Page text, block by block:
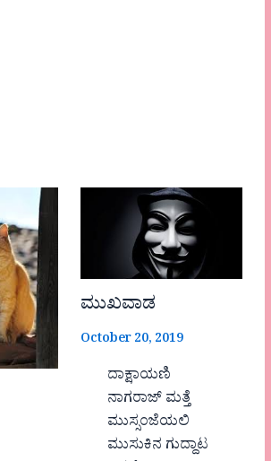
ಮುಖವಾಡ
October 20, 2019
ದಾಕ್ಷಾಯಣಿ
ನಾಗರಾಜ್ ಮತ್ತೆ
ಮುಸ್ಸಂಜೆಯಲಿ
ಮುಸುಕಿನ ಗುದ್ದಾಟ